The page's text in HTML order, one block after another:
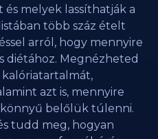
melyek lassíthatják a
több száz ételt
arról, hogy mennyire
diétához. Megnézheted
azt is, mennyire
belőlük túlenni.
tudd meg, hogyan